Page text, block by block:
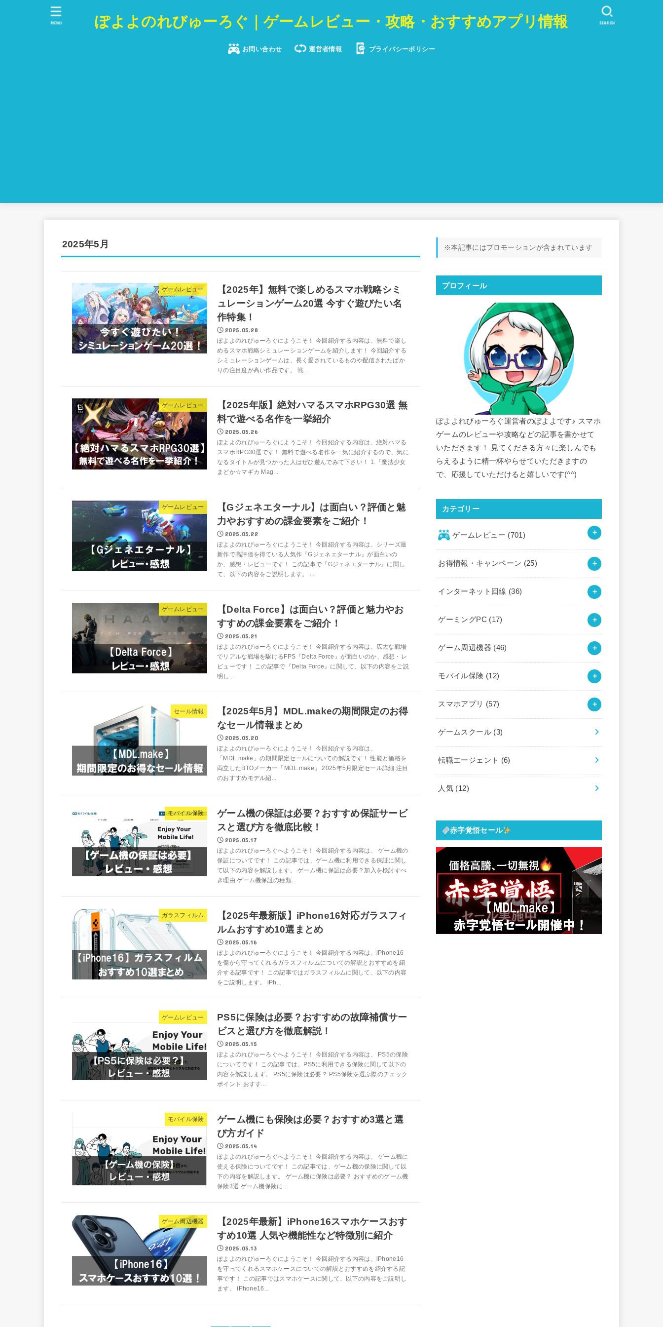
ぽよよのれびゅーろぐ｜ゲームレビュー・攻略・おすすめアプリ情報
お問い合わせ 運営者情報 プライバシーポリシー
SEARCH
MENU
2025年5月
ゲームレビュー
【2025年】無料で楽しめるスマホ戦略シミ
ュレーションゲーム20選 今すぐ遊びたい名
作特集！
2025.05.28
ぽよよのれびゅーろぐにようこそ！ 今回紹介する内容は、無料で楽し
めるスマホ戦略シミュレーションゲームを紹介します！ 今回紹介する
シミュレーションゲームは、長く愛されているものや配信されたばか
りの注目度が高い作品です。 戦...
ゲームレビュー
【2025年版】絶対ハマるスマホRPG30選 無
料で遊べる名作を一挙紹介
2025.05.26
ぽよよのれびゅーろぐにようこそ！ 今回紹介する内容は、絶対ハマる
スマホRPG30選です！ 無料で遊べる名作を一気に紹介するので、気に
なるタイトルが見つかった人はぜひ遊んでみて下さい！ 1.『魔法少女
まどか☆マギカ Mag...
ゲームレビュー
【Gジェネエターナル】は面白い？評価と魅
力やおすすめの課金要素をご紹介！
2025.05.22
ぽよよのれびゅーろぐにようこそ！ 今回紹介する内容は、シリーズ最
新作で高評価を得ている人気作『Gジェネエターナル』が面白いの
か、感想・レビューです！ この記事で『Gジェネエターナル』に関し
て、以下の内容をご説明します。 ...
ゲームレビュー
【Delta Force】は面白い？評価と魅力やお
すすめの課金要素をご紹介！
2025.05.21
ぽよよのれびゅーろぐにようこそ！ 今回紹介する内容は、広大な戦場
でリアルな戦場を駆けるFPS『Delta Force』が面白いのか、感想・レ
ビューです！ この記事で『Delta Force』に関して、以下の内容をご説
明し...
セール情報
【2025年5月】MDL.makeの期間限定のお得
なセール情報まとめ
2025.05.20
ぽよよのれびゅーろぐにようこそ！ 今回紹介する内容は、
「MDL.make」の期間限定セールについての解説です！ 性能と価格を
両立したBTOメーカー「MDL.make」 2025年5月限定セール詳細 注目
のおすすめモデル紹...
モバイル保険
ゲーム機の保証は必要？おすすめ保証サービ
スと選び方を徹底比較！
2025.05.17
ぽよよのれびゅーろぐへようこそ！ 今回紹介する内容は、 ゲーム機の
保証についてです！ この記事では、ゲーム機に利用できる保証に関し
て以下の内容を解説します。 ゲーム機に保証は必要？加入を検討すべ
き理由 ゲーム機保証の種類...
ガラスフィルム
【2025年最新版】iPhone16対応ガラスフィ
ルムおすすめ10選まとめ
2025.05.16
ぽよよのれびゅーろぐにようこそ！ 今回紹介する内容は、iPhone16
を傷から守ってくれるガラスフィルムについての解説とおすすめを紹
介する記事です！ この記事ではガラスフィルムに関して、以下の内容
をご説明します。 iPh...
ゲームレビュー
PS5に保険は必要？おすすめの故障補償サー
ビスと選び方を徹底解説！
2025.05.15
ぽよよのれびゅーろぐへようこそ！ 今回紹介する内容は、 PS5の保険
についてです！ この記事では、PS5に利用できる保険に関して以下の
内容を解説します。 PS5に保険は必要？ PS5保険を選ぶ際のチェック
ポイント おすす...
モバイル保険
ゲーム機にも保険は必要？おすすめ3選と選
び方ガイド
2025.05.14
ぽよよのれびゅーろぐへようこそ！ 今回紹介する内容は、 ゲーム機に
使える保険についてです！ この記事では、ゲーム機の保険に関して以
下の内容を解説します。 ゲーム機に保険は必要？ おすすめのゲーム機
保険3選 ゲーム機保険に...
ゲーム周辺機器
【2025年最新】iPhone16スマホケースおす
すめ10選 人気や機能性など特徴別に紹介
2025.05.13
ぽよよのれびゅーろぐにようこそ！ 今回紹介する内容は、iPhone16
を守ってくれるスマホケースについての解説とおすすめを紹介する記
事です！ この記事ではスマホケースに関して、以下の内容をご説明し
ます。 iPhone16...
※本記事にはプロモーションが含まれています
プロフィール
ぽよよれびゅーろぐ運営者のぽよよです♪ スマホ
ゲームのレビューや攻略などの記事を書かせて
いただきます！ 見てくださる方々に楽しんでも
らえるように精一杯やらせていただきますの
で、応援していただけると嬉しいです(^^)
カテゴリー
ゲームレビュー (701)
お得情報・キャンペーン (25)
インターネット回線 (36)
ゲーミングPC (17)
ゲーム周辺機器 (46)
モバイル保険 (12)
スマホアプリ (57)
ゲームスクール (3)
転職エージェント (6)
人気 (12)
赤字覚悟セール